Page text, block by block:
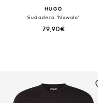
HUGO
Sudadera 'Nuwolo'
79,90€